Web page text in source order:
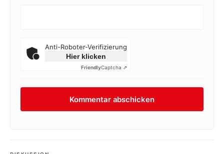
Anti-Roboter-Verifizierung
Hier klicken
FriendlyCaptcha ⇗